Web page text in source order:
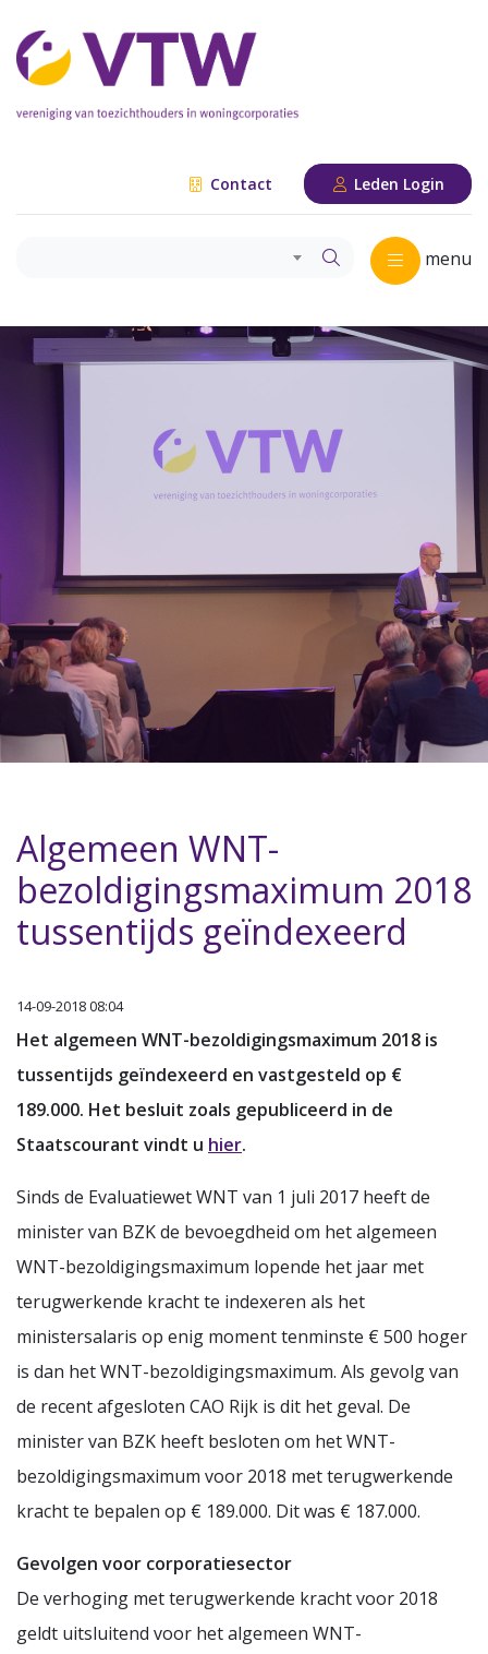
Contact Leden Login
menu
Algemeen WNT-
bezoldigingsmaximum 2018
tussentijds geïndexeerd
14-09-2018 08:04
Het algemeen WNT-bezoldigingsmaximum 2018 is
tussentijds geïndexeerd en vastgesteld op €
189.000. Het besluit zoals gepubliceerd in de
Staatscourant vindt u hier.
Sinds de Evaluatiewet WNT van 1 juli 2017 heeft de
minister van BZK de bevoegdheid om het algemeen
WNT-bezoldigingsmaximum lopende het jaar met
terugwerkende kracht te indexeren als het
ministersalaris op enig moment tenminste € 500 hoger
is dan het WNT-bezoldigingsmaximum. Als gevolg van
de recent afgesloten CAO Rijk is dit het geval. De
minister van BZK heeft besloten om het WNT-
bezoldigingsmaximum voor 2018 met terugwerkende
kracht te bepalen op € 189.000. Dit was € 187.000.
Gevolgen voor corporatiesector
De verhoging met terugwerkende kracht voor 2018
geldt uitsluitend voor het algemeen WNT-